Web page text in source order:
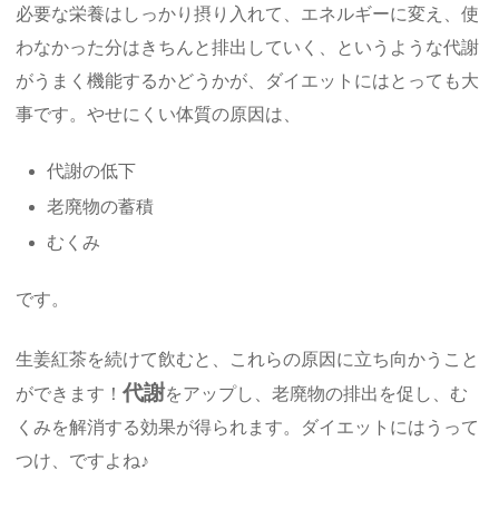
必要な栄養はしっかり摂り入れて、エネルギーに変え、使
わなかった分はきちんと排出していく、というような代謝
がうまく機能するかどうかが、ダイエットにはとっても大
事です。やせにくい体質の原因は、
代謝の低下
老廃物の蓄積
むくみ
です。
生姜紅茶を続けて飲むと、これらの原因に立ち向かうこと
ができます！代謝をアップし、老廃物の排出を促し、む
くみを解消する効果が得られます。ダイエットにはうって
つけ、ですよね♪